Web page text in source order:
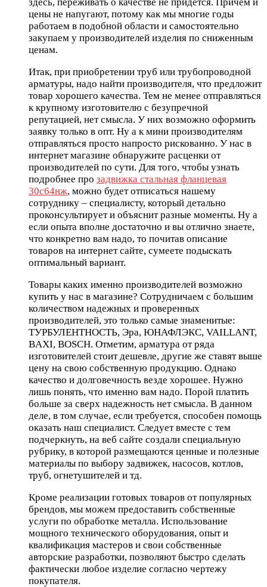
цены не напугают, потому как мы многие годы
работаем в подобной области и самостоятельно
закупаем у производителей изделия по сниженным
ценам.
Итак, при приобретении труб или трубопроводной
арматуры, надо найти производителя, что предложит
товар хорошего качества. Тем не менее отправляться
к крупному изготовителю с безупречной
репутацией, нет смысла. У них возможно оформить
заявку только в опт. Ну а к мини производителям
отправляться просто напросто рискованно. У нас в
интернет магазине обнаружите расценки от
производителей по сути. Для того, чтобы узнать
подробнее про задвижка стальная фланцевая
30с64нж, можно будет отписаться нашему
сотруднику – специалисту, который детально
проконсультирует и объяснит разные моменты. Ну а
если опыта вполне достаточно и вы отлично знаете,
что конкретно вам надо, то почитав описание
товаров на интернет сайте, сумеете подыскать
оптимальный вариант.
Товары каких именно производителей возможно
купить у нас в магазине? Сотрудничаем с большим
количеством надежных и проверенных
производителей, это только самые знаменитые:
ТУРБУЛЕНТНОСТЬ, Эра, ЮНАФЛЭКС, VAILLANT,
BAXI, BOSCH. Отметим, арматура от ряда
изготовителей стоит дешевле, другие же ставят выше
цену на свою собственную продукцию. Однако
качество и долговечность везде хорошее. Нужно
лишь понять, что именно вам надо. Порой платить
больше за сверх надежность нет смысла. В данном
деле, в том случае, если требуется, способен помощь
оказать наш специалист. Следует вместе с тем
подчеркнуть, на веб сайте создали специальную
рубрику, в которой размещаются ценные и полезные
материалы по выбору задвижек, насосов, котлов,
труб, огнетушителей и тд.
Кроме реализации готовых товаров от популярных
брендов, мы можем предоставить собственные
услуги по обработке металла. Использование
мощного технического оборудования, опыт и
квалификация мастеров и свои собственные
авторские разработки, позволяют быстро сделать
фактически любое изделие согласно чертежу
покупателя.